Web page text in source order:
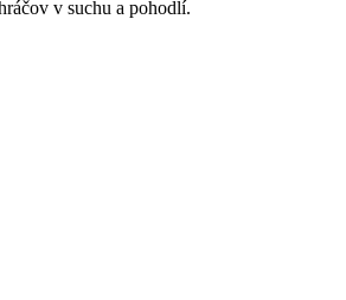
v suchu a pohodlí.